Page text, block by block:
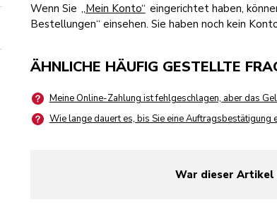
Wenn Sie „Mein Konto“ eingerichtet haben,
Bestellungen“ einsehen. Sie haben noch kein
ÄHNLICHE HÄUFIG GESTELLTE
Meine Online-Zahlung ist fehlgeschlagen, aber das
Wie lange dauert es, bis Sie eine Auftragsbestätigung
War dieser Artikel
yes
no